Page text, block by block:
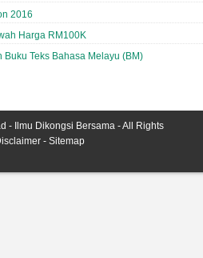
2016
Harga RM100K
Teks Bahasa Melayu (BM)
- Ilmu Dikongsi Bersama -All Rights
- Sitemap